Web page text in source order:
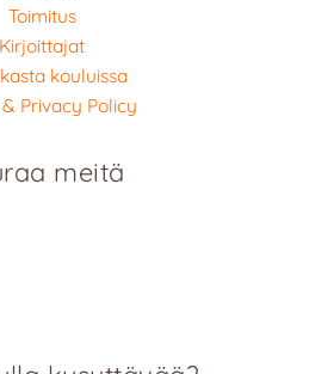
Toimitus
Kirjoittajat
kouluissa
Privacy Policy
meitä